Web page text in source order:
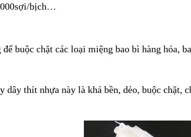
bịch…
buộc chặt các loại miệng bao bì hàng hóa,
dây thít nhựa này là khá bền, dẻo, buộc chặt,